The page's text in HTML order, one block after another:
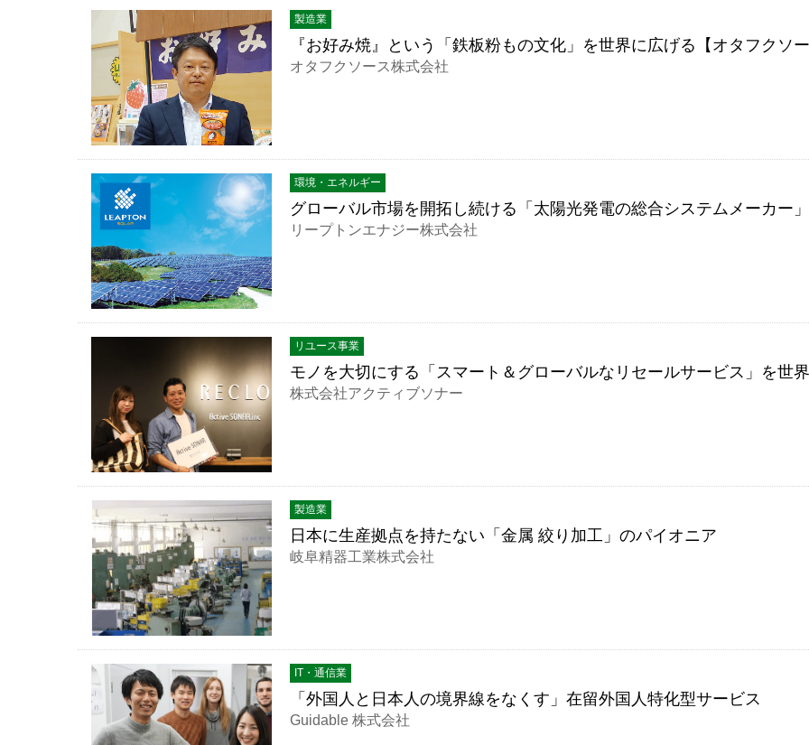
製造業
『お好み焼』という「鉄板粉もの文化」を世界に広げる【オタフクソー
オタフクソース株式会社
環境・エネルギー
グローバル市場を開拓し続ける「太陽光発電の総合システムメーカー」
リープトンエナジー株式会社
リユース事業
モノを大切にする「スマート＆グローバルなリセールサービス」を世
株式会社アクティブソナー
製造業
日本に生産拠点を持たない「金属 絞り加工」のパイオニア
岐阜精器工業株式会社
IT・通信業
「外国人と日本人の境界線をなくす」在留外国人特化型サービス
Guidable 株式会社